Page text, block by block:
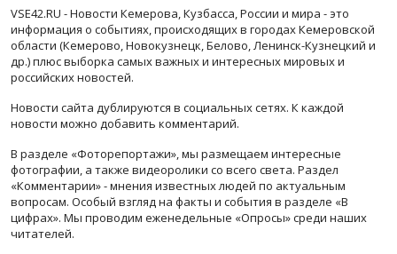
VSE42.RU - Новости Кемерова, Кузбасса, России и мира - это
информация о событиях, происходящих в городах Кемеровской
области (Кемерово, Новокузнецк, Белово, Ленинск-Кузнецкий и
др.) плюс выборка самых важных и интересных мировых и
российских новостей.
Новости сайта дублируются в социальных сетях. К каждой
новости можно добавить комментарий.
В разделе «Фоторепортажи», мы размещаем интересные
фотографии, а также видеоролики со всего света. Раздел
«Комментарии» - мнения известных людей по актуальным
вопросам. Особый взгляд на факты и события в разделе «В
цифрах». Мы проводим еженедельные «Опросы» среди наших
читателей.